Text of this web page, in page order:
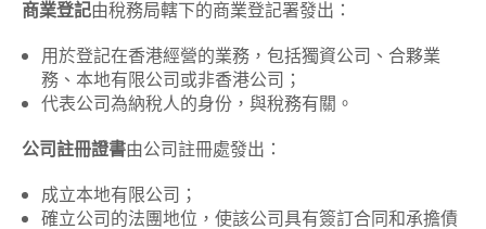
商業登記由稅務局轄下的商業登記署發出：
用於登記在香港經營的業務，包括獨資公司、合夥業
務、本地有限公司或非香港公司；
代表公司為納稅人的身份，與稅務有關。
公司註冊證書由公司註冊處發出：
成立本地有限公司；
確立公司的法團地位，使該公司具有簽訂合同和承擔債